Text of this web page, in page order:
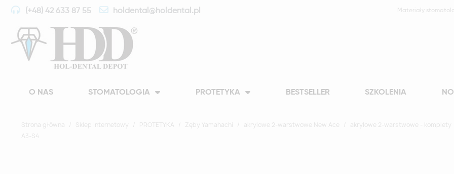
(+48) 42 633 87 55 holdental@holdental.pl Materiały
O NAS STOMATOLOGIA PROTETYKA BESTSELLER SZKOLENIA
Strona główna Sklep Internetowy PROTETYKA Zęby Yamahachi akrylowe 2-warstwowe New Ace
akrylowe 2-warstwowe - komplety
A3-S4